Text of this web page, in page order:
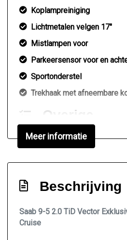
Koplampreiniging
Lichtmetalen velgen 17"
Mistlampen voor
Parkeersensor voor en
Sportonderstel
Trekhaak met afneembare
Overige
Anti blokkeer systeem
Bluetooth
Elektronisch stabiliteits
Meer informatie
Beschrijving
Saab 9-5 2.0 TiD Vector
Cruise